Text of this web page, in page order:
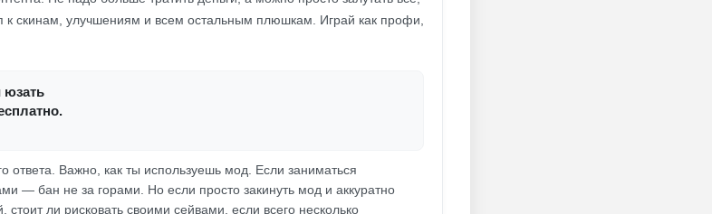
к скинам, улучшениям и всем остальным плюшкам. Играй как профи,
юзать
ответа. Важно, как ты используешь мод. Если заниматься
— бан не за горами. Но если просто закинуть мод и аккуратно
ли рисковать своими сейвами, если всего несколько